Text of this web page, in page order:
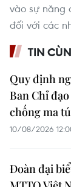
vào sự năng
đối với các
TIN
Quy định
Ban Chỉ
chống ma
10/08/2026
Đoàn đại